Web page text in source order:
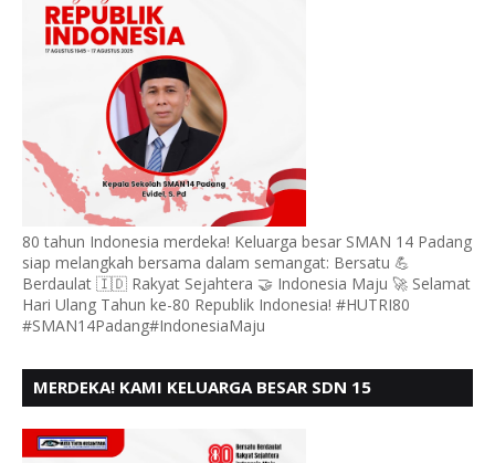
80 tahun Indonesia merdeka! Keluarga besar SMAN 14 Padang
siap melangkah bersama dalam semangat: Bersatu 💪
Berdaulat 🇮🇩 Rakyat Sejahtera 🤝 Indonesia Maju 🚀 Selamat
Hari Ulang Tahun ke-80 Republik Indonesia! #HUTRI80
#SMAN14Padang#IndonesiaMaju
MERDEKA! KAMI KELUARGA BESAR SDN 15